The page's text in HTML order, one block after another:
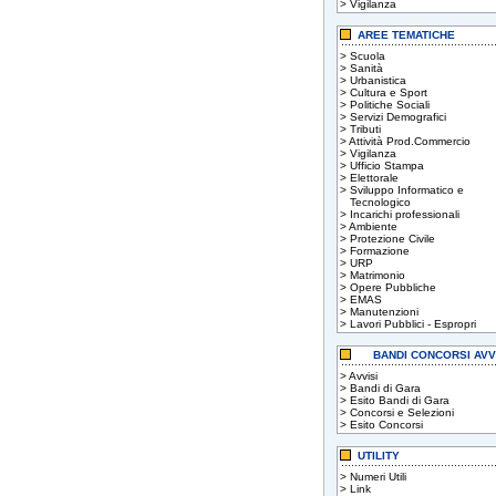
> Vigilanza
AREE TEMATICHE
> Scuola
> Sanità
> Urbanistica
> Cultura e Sport
> Politiche Sociali
> Servizi Demografici
> Tributi
>Attività Prod.Commercio
> Vigilanza
> Ufficio Stampa
> Elettorale
> Sviluppo Informatico e
Tecnologico
> Incarichi professionali
>Ambiente
> Protezione Civile
> Formazione
> URP
> Matrimonio
> Opere Pubbliche
> EMAS
> Manutenzioni
> Lavori Pubblici - Espropri
BANDI CONCORSI
>Avvisi
> Bandi di Gara
> Esito Bandi di Gara
> Concorsi e Selezioni
> Esito Concorsi
UTILITY
> Numeri Utili
> Link